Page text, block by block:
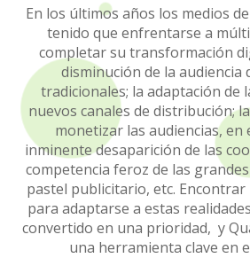
En los últimos años los medios
tenido que enfrentarse a
completar su transformación
disminución de la audiencia
tradicionales; la adaptación de
nuevos canales de distribución;
monetizar las audiencias, en
inminente desaparición de las
competencia feroz de las
pastel publicitario, etc. Encontrar
para adaptarse a estas
convertido en una prioridad, y
una herramienta clave en